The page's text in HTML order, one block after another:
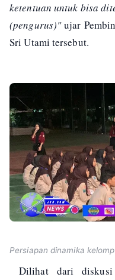
ketentuan untuk bisa
(pengurus)"ujar
Sri Utami tersebut.
Persiapan dinamika
Dilihat dari diskusi